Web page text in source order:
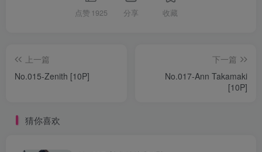
点赞 1925 分享 收藏
上一篇
No.015-Zenith [10P]
下一篇
No.017-Ann Takamaki
[10P]
猜你喜欢